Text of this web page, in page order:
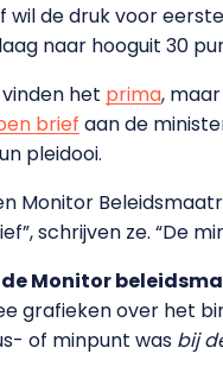
wil de druk voor
naar hooguit 30
het prima,
brief aan de
pleidooi.
Monitor
schrijven ze. “De
Monitor
grafieken over het
of minpunt was bij